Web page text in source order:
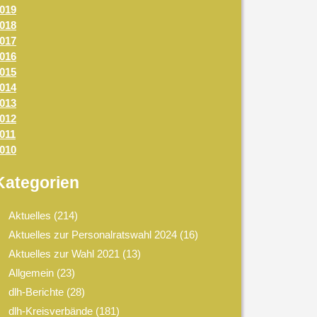
Aktuelles (214)
Aktuelles zur Personalratswahl 2024 (16)
Aktuelles zur Wahl 2021 (13)
Allgemein (23)
dlh-Berichte (28)
dlh-Kreisverbände (181)